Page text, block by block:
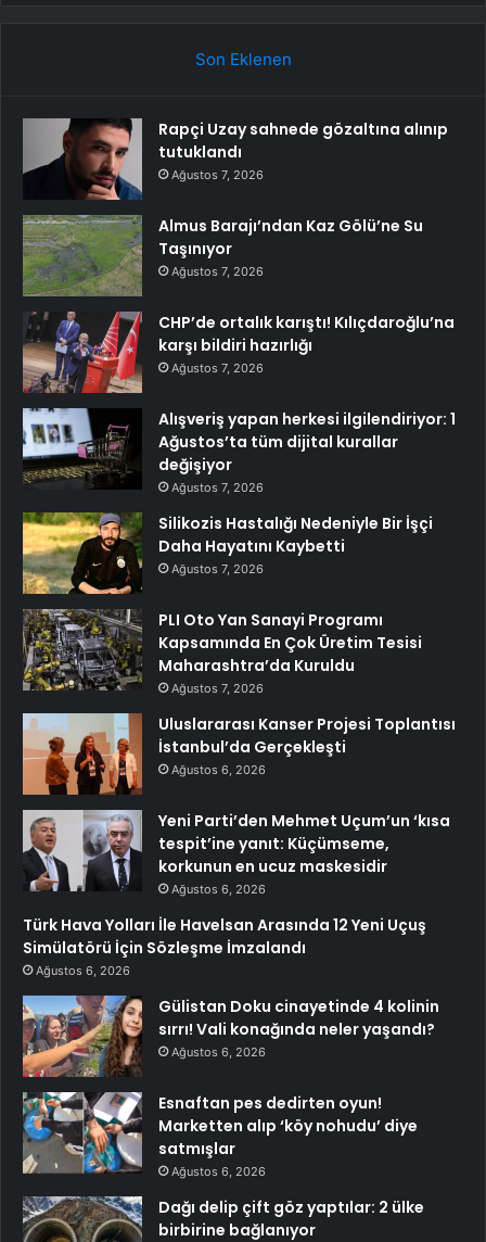
Son Eklenen
Rapçi Uzay sahnede gözaltına alınıp
tutuklandı
Ağustos 7, 2026
Almus Barajı’ndan Kaz Gölü’ne Su
Taşınıyor
Ağustos 7, 2026
CHP’de ortalık karıştı! Kılıçdaroğlu’na
karşı bildiri hazırlığı
Ağustos 7, 2026
Alışveriş yapan herkesi ilgilendiriyor: 1
Ağustos’ta tüm dijital kurallar
değişiyor
Ağustos 7, 2026
Silikozis Hastalığı Nedeniyle Bir İşçi
Daha Hayatını Kaybetti
Ağustos 7, 2026
PLI Oto Yan Sanayi Programı
Kapsamında En Çok Üretim Tesisi
Maharashtra’da Kuruldu
Ağustos 7, 2026
Uluslararası Kanser Projesi Toplantısı
İstanbul’da Gerçekleşti
Ağustos 6, 2026
Yeni Parti’den Mehmet Uçum’un ‘kısa
tespit’ine yanıt: Küçümseme,
korkunun en ucuz maskesidir
Ağustos 6, 2026
Türk Hava Yolları İle Havelsan Arasında 12 Yeni Uçuş
Simülatörü İçin Sözleşme İmzalandı
Ağustos 6, 2026
Gülistan Doku cinayetinde 4 kolinin
sırrı! Vali konağında neler yaşandı?
Ağustos 6, 2026
Esnaftan pes dedirten oyun!
Marketten alıp ‘köy nohudu’ diye
satmışlar
Ağustos 6, 2026
Dağı delip çift göz yaptılar: 2 ülke
birbirine bağlanıyor